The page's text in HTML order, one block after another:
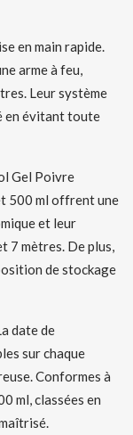
en main rapide.
arme à feu,
Leur système
en évitant toute
Gel Poivre
500 ml offrent une
et leur
7 mètres. De plus,
de stockage
date de
sur chaque
Conformes à
ml, classées en